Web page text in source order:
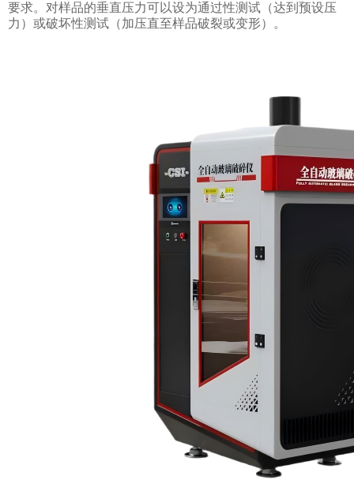
要求。对样品的垂直压力可以设为通过性测试（达到预设压
力）或破坏性测试（加压直至样品破裂或变形）。